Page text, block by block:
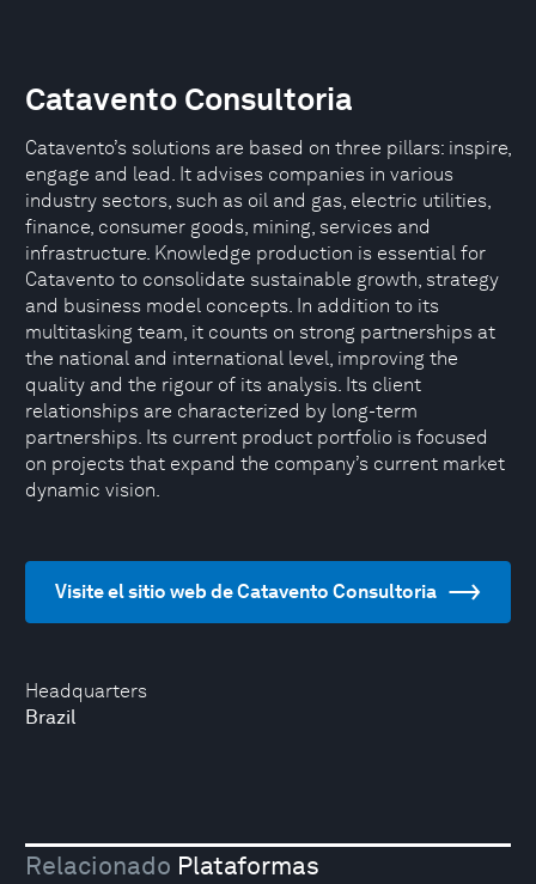
Headquarters
Brazil
Catavento Consultoria
Catavento’s solutions are based on three pillars: inspire,
engage and lead. It advises companies in various
industry sectors, such as oil and gas, electric utilities,
finance, consumer goods, mining, services and
infrastructure. Knowledge production is essential for
Catavento to consolidate sustainable growth, strategy
and business model concepts. In addition to its
multitasking team, it counts on strong partnerships at
the national and international level, improving the
quality and the rigour of its analysis. Its client
relationships are characterized by long-term
partnerships. Its current product portfolio is focused
on projects that expand the company’s current market
dynamic vision.
Visite el sitio web de Catavento Consultoria
Relacionado Plataformas